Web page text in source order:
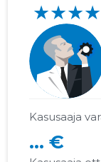
★★★★
Kasusaaja
... €